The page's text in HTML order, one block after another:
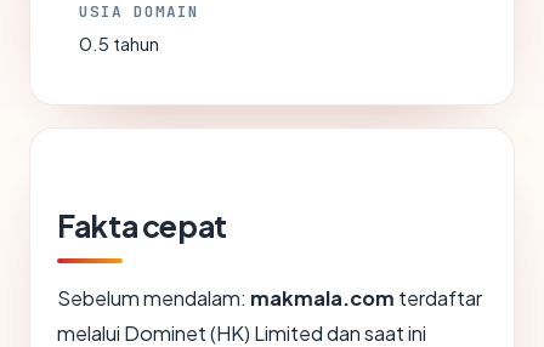
USIA DOMAIN
0.5 tahun
Fakta cepat
Sebelum mendalam: makmala.com terdaftar
melalui Dominet (HK) Limited dan saat ini